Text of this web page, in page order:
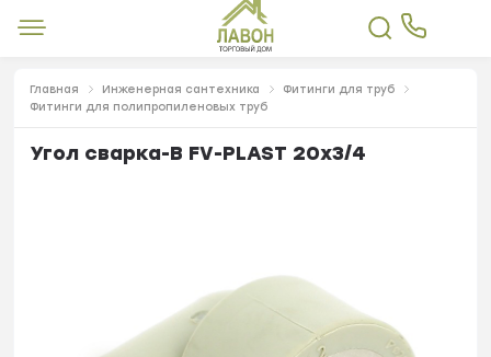
Главная Инженерная сантехника
Фитинги для труб
Фитинги для полипропиленовых труб
Угол сварка-В FV-PLAST 20х3/4